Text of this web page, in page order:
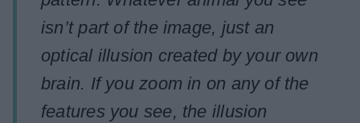
isn’t part of the image, just an
optical illusion created by your own
brain. If you zoom in on any of the
features you see, the illusion